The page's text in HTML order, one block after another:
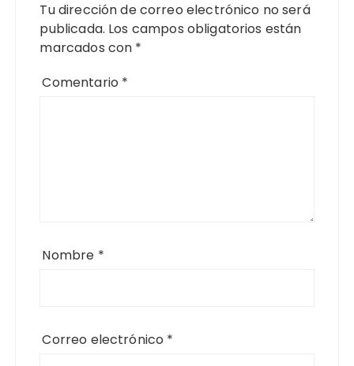
Tu dirección de correo electrónico no será
publicada. Los campos obligatorios están
marcados con *
Comentario *
Nombre *
Correo electrónico *